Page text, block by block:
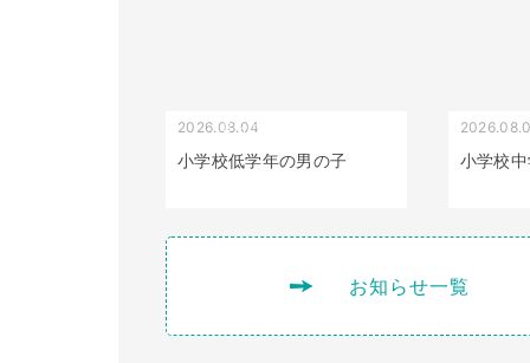
受け口（しゃくれている）
2026.08.04
小学校低学年の男の子 小学校
お知らせ一覧